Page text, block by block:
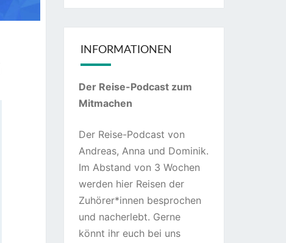
INFORMATIONEN
Der Reise-Podcast zum
Mitmachen
Der Reise-Podcast von
Andreas, Anna und Dominik.
Im Abstand von 3 Wochen
werden hier Reisen der
Zuhörer*innen besprochen
und nacherlebt. Gerne
könnt ihr euch bei uns